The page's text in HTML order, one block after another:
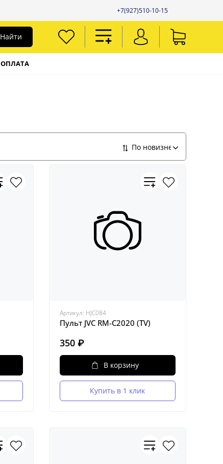
+7(927)510-10-15
Найти
ОПЛАТА
Артикул: HJC084
Пульт JVC RM-C2020 (TV)
350 ₽
В корзину
Купить в 1 клик